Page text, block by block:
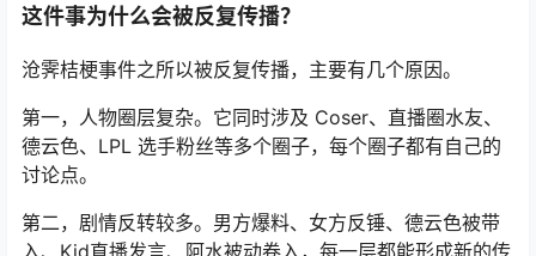
这件事为什么会被反复传播？
沧霁桔梗事件之所以被反复传播，主要有几个原因。
第一，人物圈层复杂。它同时涉及 Coser、直播圈水友、
德云色、LPL 选手粉丝等多个圈子，每个圈子都有自己的
讨论点。
第二，剧情反转较多。男方爆料、女方反锤、德云色被带
入、Kid直播发言、阿水被动卷入，每一层都能形成新的传